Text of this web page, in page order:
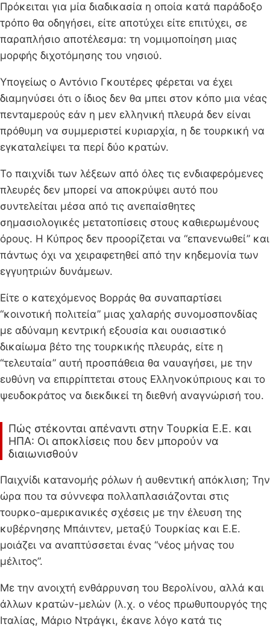
Πρόκειται για μία διαδικασία η οποία κατά παράδοξο
τρόπο θα οδηγήσει, είτε αποτύχει είτε επιτύχει, σε
παραπλήσιο αποτέλεσμα: τη νομιμοποίηση μιας
μορφής διχοτόμησης του νησιού.
Υπογείως ο Αντόνιο Γκουτέρες φέρεται να έχει
διαμηνύσει ότι ο ίδιος δεν θα μπει στον κόπο μια νέας
πενταμερούς εάν η μεν ελληνική πλευρά δεν είναι
πρόθυμη να συμμεριστεί κυριαρχία, η δε τουρκική να
εγκαταλείψει τα περί δύο κρατών.
Το παιχνίδι των λέξεων από όλες τις ενδιαφερόμενες
πλευρές δεν μπορεί να αποκρύψει αυτό που
συντελείται μέσα από τις ανεπαίσθητες
σημασιολογικές μετατοπίσεις στους καθιερωμένους
όρους. Η Κύπρος δεν προορίζεται να “επανενωθεί” και
πάντως όχι να χειραφετηθεί από την κηδεμονία των
εγγυητριών δυνάμεων.
Είτε ο κατεχόμενος Βορράς θα συναπαρτίσει
“κοινοτική πολιτεία” μιας χαλαρής συνομοσπονδίας
με αδύναμη κεντρική εξουσία και ουσιαστικό
δικαίωμα βέτο της τουρκικής πλευράς, είτε η
“τελευταία” αυτή προσπάθεια θα ναυαγήσει, με την
ευθύνη να επιρρίπτεται στους Ελληνοκύπριους και το
ψευδοκράτος να διεκδικεί τη διεθνή αναγνώρισή του.
Πώς στέκονται απέναντι στην Τουρκία Ε.Ε. και
ΗΠΑ: Οι αποκλίσεις που δεν μπορούν να
διαιωνισθούν
Παιχνίδι κατανομής ρόλων ή αυθεντική απόκλιση; Την
ώρα που τα σύννεφα πολλαπλασιάζονται στις
τουρκο-αμερικανικές σχέσεις με την έλευση της
κυβέρνησης Μπάιντεν, μεταξύ Τουρκίας και Ε.Ε.
μοιάζει να αναπτύσσεται ένας “νέος μήνας του
μέλιτος”.
Με την ανοιχτή ενθάρρυνση του Βερολίνου, αλλά και
άλλων κρατών-μελών (λ.χ. ο νέος πρωθυπουργός της
Ιταλίας, Μάριο Ντράγκι, έκανε λόγο κατά τις